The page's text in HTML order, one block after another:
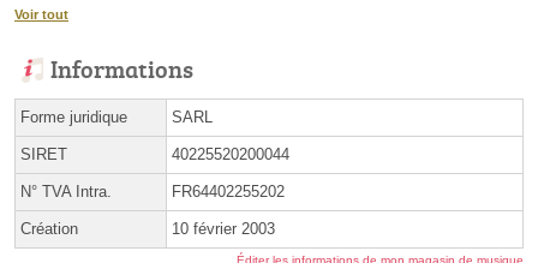
Voir tout
Informations
Forme juridique SARL
SIRET 40225520200044
N° TVA Intra. FR64402255202
Création 10 février 2003